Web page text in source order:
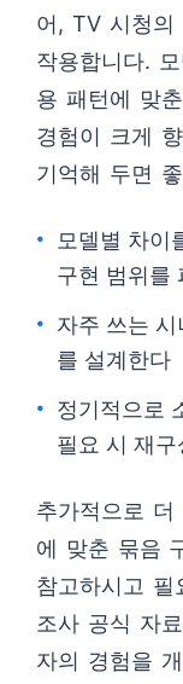
어, TV 시청의
작용합니다.
용 패턴에 맞
경험이 크게
기억해 두면
모델별 차이
구현 범위를
자주 쓰는
를 설계한다
정기적으로
필요 시 재구
추가적으로
에 맞춘 묶음
참고하시고
조사 공식 자
자의 경험을